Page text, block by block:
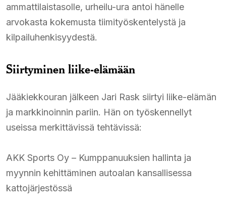
ammattilaistasolle, urheilu-ura antoi hänelle
arvokasta kokemusta tiimityöskentelystä ja
kilpailuhenkisyydestä.​
Siirtyminen liike-elämään
Jääkiekkouran jälkeen Jari Rask siirtyi liike-elämän
ja markkinoinnin pariin. Hän on työskennellyt
useissa merkittävissä tehtävissä:​
AKK Sports Oy – Kumppanuuksien hallinta ja
myynnin kehittäminen autoalan kansallisessa
kattojärjestössä​